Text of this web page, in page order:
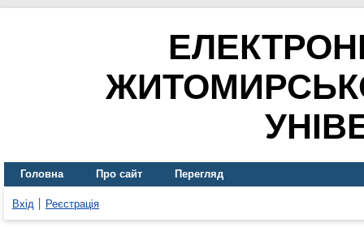
Головна Про сайт Перегляд
Вхід Реєстрація